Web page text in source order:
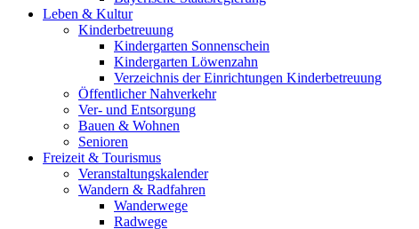
Leben & Kultur
Kinderbetreuung
Kindergarten Sonnenschein
Kindergarten Löwenzahn
Verzeichnis der Einrichtungen Kinderbetreuung
Öffentlicher Nahverkehr
Ver- und Entsorgung
Bauen & Wohnen
Senioren
Freizeit & Tourismus
Veranstaltungskalender
Wandern & Radfahren
Wanderwege
Radwege